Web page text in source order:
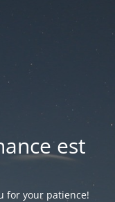
est
for your patience!